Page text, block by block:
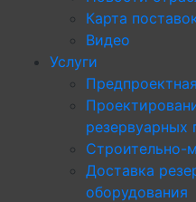
Карта
Видео
Услуги
резервуарных
Строительно-
Доставка
оборудования